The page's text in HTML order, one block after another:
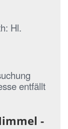
Hl.
entfällt
-